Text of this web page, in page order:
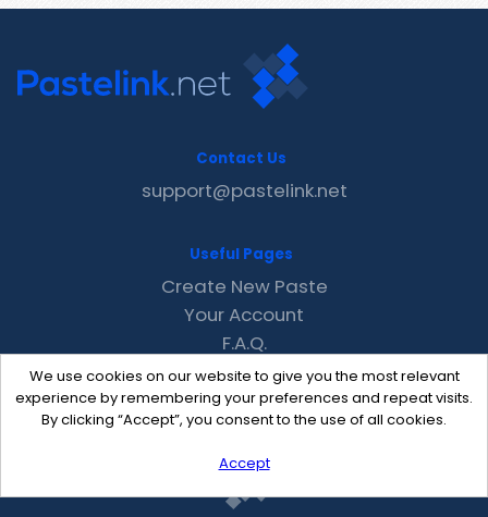
We use cookies on our website to give you the most relevant
experience by remembering your preferences and repeat visits.
By clicking “Accept”, you consent to the use of all cookies.
Accept
Contact Us
support@pastelink.net
Useful Pages
Create New Paste
Your Account
F.A.Q.
Recent
Contact